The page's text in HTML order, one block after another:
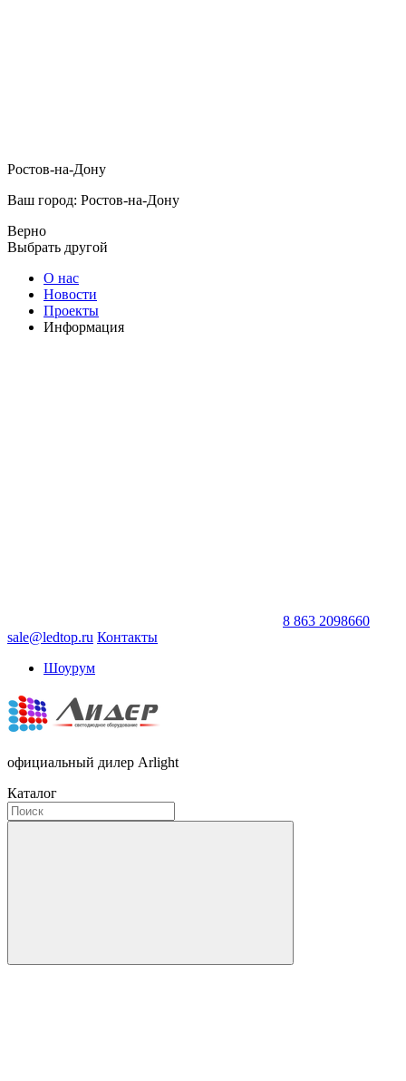
Ростов-на-Дону
Ваш город: Ростов-на-Дону
Верно
Выбрать другой
О нас
Новости
Проекты
Информация
8 863 2098660
sale@ledtop.ru Контакты
Шоурум
официальный дилер Arlight
Каталог